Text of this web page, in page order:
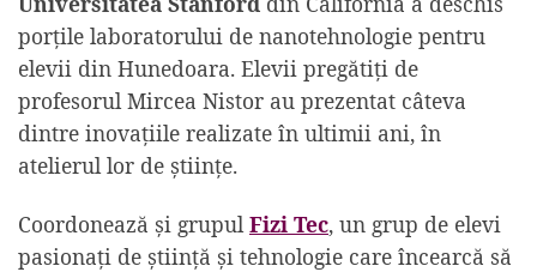
porțile laboratorului de nanotehnologie pentru
elevii din Hunedoara. Elevii pregătiți de
profesorul Mircea Nistor au prezentat câteva
dintre inovaţiile realizate în ultimii ani, în
atelierul lor de științe.
Coordonează și grupul Fizi Tec, un grup de elevi
pasionați de știință și tehnologie care încearcă să